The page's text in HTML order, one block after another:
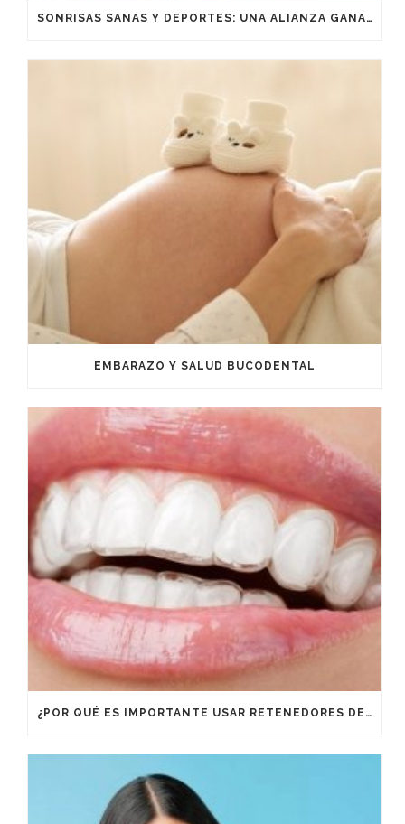
SONRISAS SANAS Y DEPORTES: UNA ALIANZA GANADORA
EMBARAZO Y SALUD BUCODENTAL
¿POR QUÉ ES IMPORTANTE USAR RETENEDORES DESPUÉS DE UN TRATAMIENTO DE ORTODONCIA?